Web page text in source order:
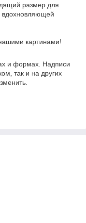
размер для
вдохновляющей
картинами!
и формах. Надписи
так и на других